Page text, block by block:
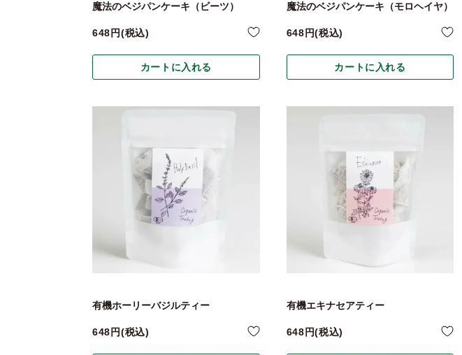
魔法のベジパンケーキ（ビーツ）
648 税込
カートに入れる
魔法のベジパンケーキ（モロヘイヤ）
648 税込
カートに入れる
有機ホーリーバジルティー
648 税込
有機エキナセアティー
648 税込